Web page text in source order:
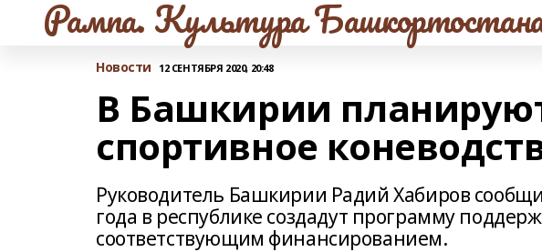
Рампа. Культура
Новости 12 СЕНТЯБРЯ 2020, 20:48
В Башкирии
спортивное
Руководитель Башкирии Радий Хабиров
года в республике создадут программу
соответствующим финансированием.